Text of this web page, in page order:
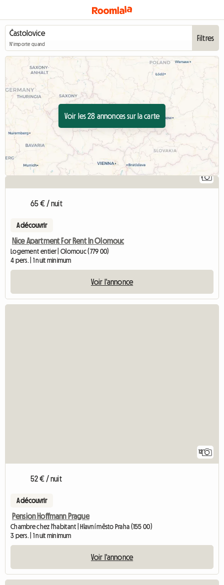
N'importe quand
Filtres
Voir les 28 annonces sur la carte
1
65 € / nuit
A découvrir
Nice Apartment For Rent In Olomouc
Logement entier | Olomouc (779 00)
4 pers. | 1 nuit minimum
Voir l'annonce
12
52 € / nuit
A découvrir
Pension Hoffmann Prague
Chambre chez l'habitant | Hlavní město Praha (155 00)
3 pers. | 1 nuit minimum
Voir l'annonce